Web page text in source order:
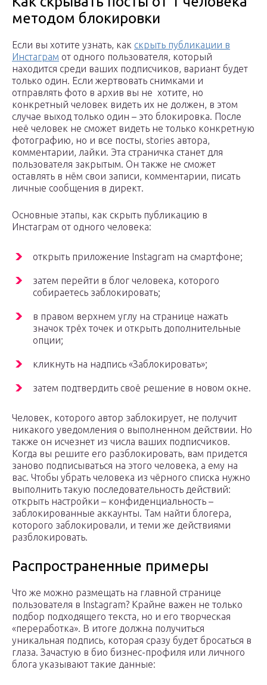
методом блокировки
Если вы хотите узнать, как скрыть публикации в
Инстаграм от одного пользователя, который
находится среди ваших подписчиков, вариант будет
только один. Если жертвовать снимками и
отправлять фото в архив вы не хотите, но
конкретный человек видеть их не должен, в этом
случае выход только один – это блокировка. После
неё человек не сможет видеть не только конкретную
фотографию, но и все посты, stories автора,
комментарии, лайки. Эта страничка станет для
пользователя закрытым. Он также не сможет
оставлять в нём свои записи, комментарии, писать
личные сообщения в директ.
Основные этапы, как скрыть публикацию в
Инстаграм от одного человека:
открыть приложение Instagram на смартфоне;
затем перейти в блог человека, которого
собираетесь заблокировать;
в правом верхнем углу на странице нажать
значок трёх точек и открыть дополнительные
опции;
кликнуть на надпись «Заблокировать»;
затем подтвердить своё решение в новом окне.
Человек, которого автор заблокирует, не получит
никакого уведомления о выполненном действии. Но
также он исчезнет из числа ваших подписчиков.
Когда вы решите его разблокировать, вам придется
заново подписываться на этого человека, а ему на
вас. Чтобы убрать человека из чёрного списка нужно
выполнить такую последовательность действий:
открыть настройки – конфиденциальность –
заблокированные аккаунты. Там найти блогера,
которого заблокировали, и теми же действиями
разблокировать.
Распространенные примеры
Что же можно размещать на главной странице
пользователя в Instagram? Крайне важен не только
подбор подходящего текста, но и его творческая
«переработка». В итоге должна получиться
уникальная подпись, которая сразу будет бросаться в
глаза. Зачастую в био бизнес-профиля или личного
блога указывают такие данные: